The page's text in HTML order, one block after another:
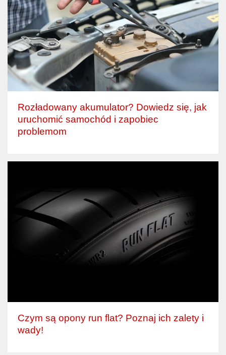
Rozładowany akumulator? Dowiedz się, jak
uruchomić samochód i zapobiec
problemom
Czym są opony run flat? Poznaj ich zalety i
wady!